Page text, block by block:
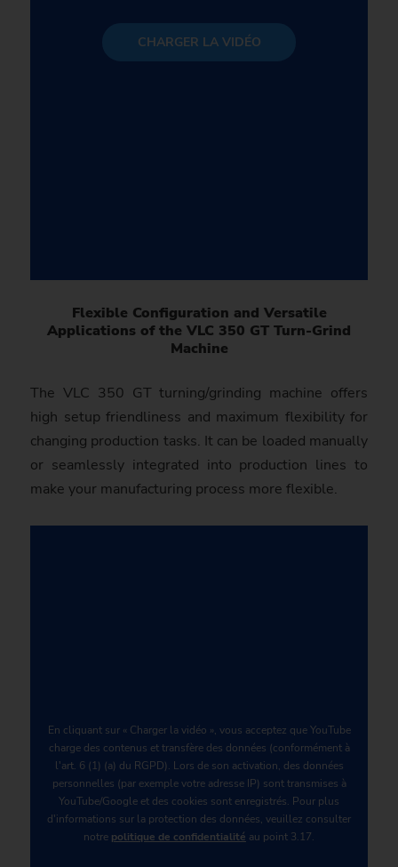
CHARGER LA VIDÉO
Flexible Configuration and Versatile
Applications of the VLC 350 GT Turn-Grind
Machine
The VLC 350 GT turning/grinding machine offers
high setup friendli­ness and maxi­mum fle­xi­bi­lity for
changing pro­duc­tion tasks. It can be loaded manually
or seamlessly inte­grated into production lines to
make your manu­factu­ring process more flexi­ble.
En cliquant sur « Charger la vidéo », vous acceptez que YouTube
charge des contenus et transfère des données (conformément à
l'art. 6 (1) (a) du RGPD). Lors de son activation, des données
personnelles (par exemple votre adresse IP) sont transmises à
YouTube/Google et des cookies sont enregistrés. Pour plus
d'informations sur la protection des données, veuillez consulter
notre politique de confidentialité au point 3.17.